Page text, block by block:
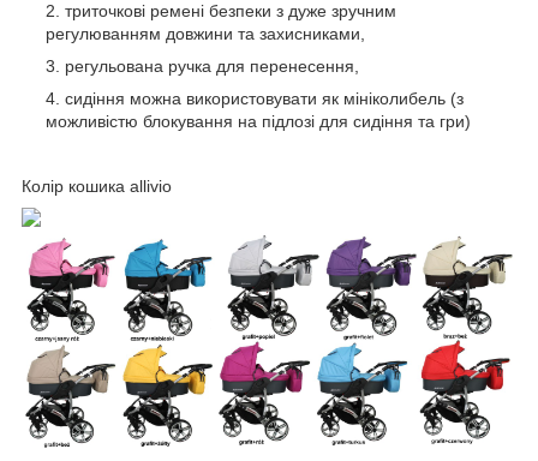
триточкові ремені безпеки з дуже зручним
регулюванням довжини та захисниками,
регульована ручка для перенесення,
сидіння можна використовувати як мініколибель (з
можливістю блокування на підлозі для сидіння та гри)
Колір кошика allivio